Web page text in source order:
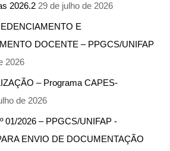
2026.2 29 de julho de 2026
E
DOCENTE – PPGCS/UNIFAP
2026
– Programa CAPES-
de 2026
01/2026 – PPGCS/UNIFAP -​
ENVIO DE DOCUMENTAÇÃO